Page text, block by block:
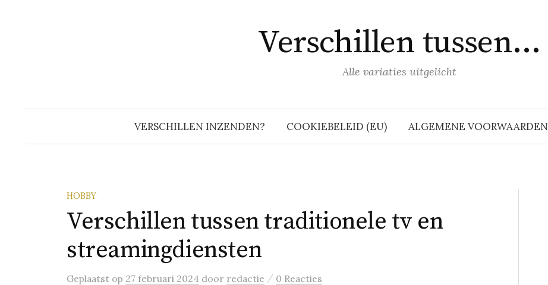
Verschillen tussen…
Alle variaties uitgelicht
VERSCHILLEN INZENDEN? COOKIEBELEID (EU) ALGEMENE VOORWAARDEN
HOBBY
Verschillen tussen traditionele tv en
streamingdiensten
Geplaatst op 27 februari 2024 door redactie / 0 Reacties